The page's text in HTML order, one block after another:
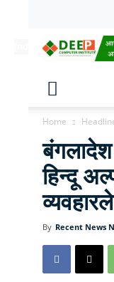
[ndc-today-date]
Home
बंगलादेश
हिन्दू
By Recent News